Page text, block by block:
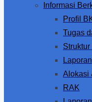
Informasi
Profil
Tugas
Alokasi
RAK